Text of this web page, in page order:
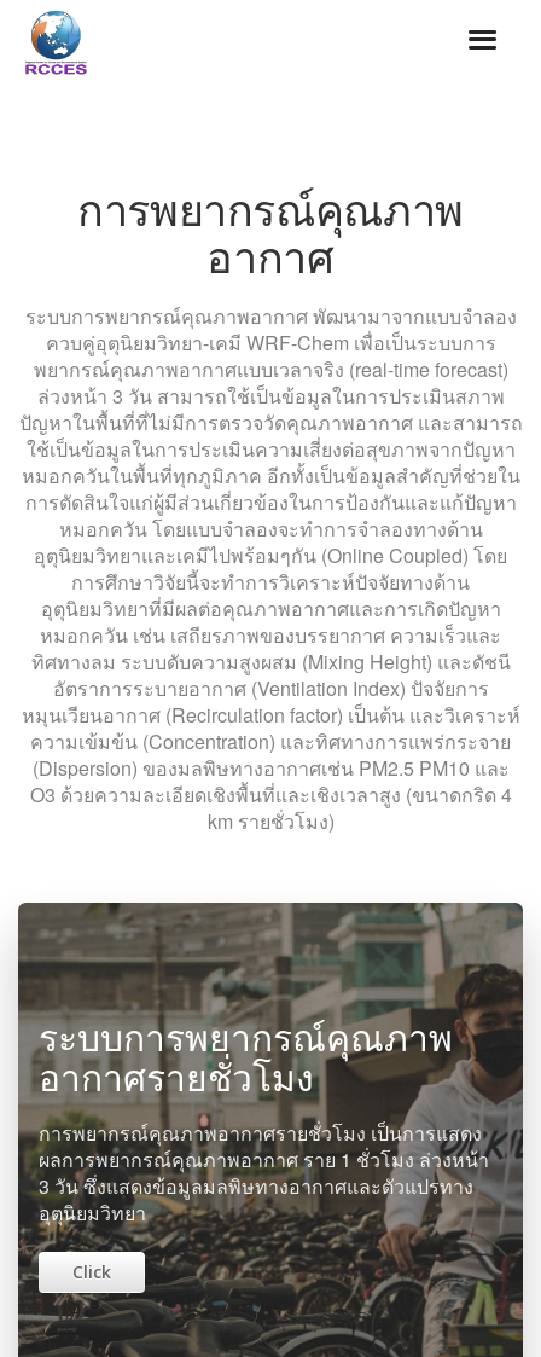
การพยากรณ์คุณภาพ
อากาศ
ระบบการพยากรณ์คุณภาพอากาศ พัฒนามาจากแบบจำลอง
ควบคู่อุตุนิยมวิทยา-เคมี WRF-Chem เพื่อเป็นระบบการ
พยากรณ์คุณภาพอากาศแบบเวลาจริง (real-time forecast)
ล่วงหน้า 3 วัน สามารถใช้เป็นข้อมูลในการประเมินสภาพ
ปัญหาในพื้นที่ที่ไม่มีการตรวจวัดคุณภาพอากาศ และสามารถ
ใช้เป็นข้อมูลในการประเมินความเสี่ยงต่อสุขภาพจากปัญหา
หมอกควันในพื้นที่ทุกภูมิภาค อีกทั้งเป็นข้อมูลสำคัญที่ช่วยใน
การตัดสินใจแก่ผู้มีส่วนเกี่ยวข้องในการป้องกันและแก้ปัญหา
หมอกควัน โดยแบบจำลองจะทำการจำลองทางด้าน
อุตุนิยมวิทยาและเคมีไปพร้อมๆกัน (Online Coupled) โดย
การศึกษาวิจัยนี้จะทำการวิเคราะห์ปัจจัยทางด้าน
อุตุนิยมวิทยาที่มีผลต่อคุณภาพอากาศและการเกิดปัญหา
หมอกควัน เช่น เสถียรภาพของบรรยากาศ ความเร็วและ
ทิศทางลม ระบบดับความสูงผสม (Mixing Height) และดัชนี
อัตราการระบายอากาศ (Ventilation Index) ปัจจัยการ
หมุนเวียนอากาศ (Recirculation factor) เป็นต้น และวิเคราะห์
ความเข้มข้น (Concentration) และทิศทางการแพร่กระจาย
(Dispersion) ของมลพิษทางอากาศเช่น PM2.5 PM10 และ
O3 ด้วยความละเอียดเชิงพื้นที่และเชิงเวลาสูง (ขนาดกริด 4
km รายชั่วโมง)
ระบบการพยากรณ์คุณภาพ
อากาศรายชั่วโมง
การพยากรณ์คุณภาพอากาศรายชั่วโมง เป็นการแสดง
ผลการพยากรณ์คุณภาพอากาศ ราย 1 ชั่วโมง ล่วงหน้า
3 วัน ซึ่งแสดงข้อมูลมลพิษทางอากาศและตัวแปรทาง
อุตุนิยมวิทยา
Click